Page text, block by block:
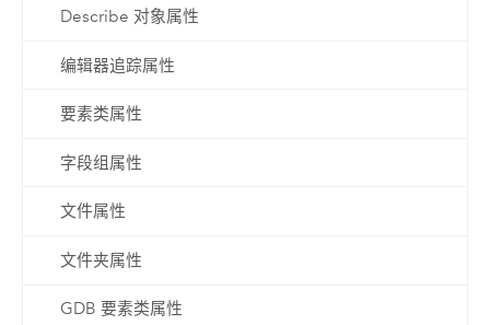
Describe 对象属性
编辑器追踪属性
要素类属性
字段组属性
文件属性
文件夹属性
GDB 要素类属性